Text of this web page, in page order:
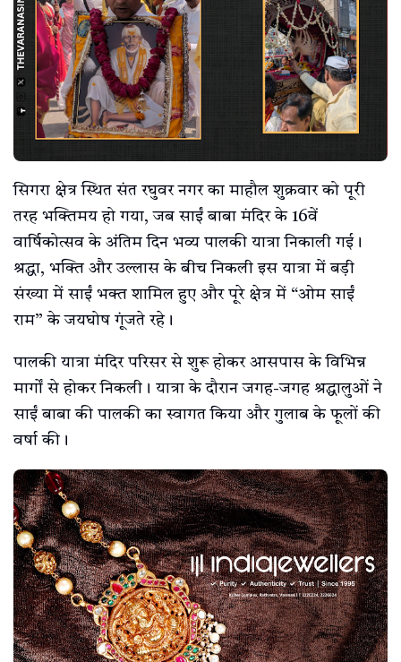
सिगरा क्षेत्र स्थित संत रघुवर नगर का माहौल शुक्रवार को पूरी
तरह भक्तिमय हो गया, जब साईं बाबा मंदिर के 16वें
वार्षिकोत्सव के अंतिम दिन भव्य पालकी यात्रा निकाली गई।
श्रद्धा, भक्ति और उल्लास के बीच निकली इस यात्रा में बड़ी
संख्या में साईं भक्त शामिल हुए और पूरे क्षेत्र में “ओम साईं
राम” के जयघोष गूंजते रहे।
पालकी यात्रा मंदिर परिसर से शुरू होकर आसपास के विभिन्न
मार्गों से होकर निकली। यात्रा के दौरान जगह-जगह श्रद्धालुओं ने
साईं बाबा की पालकी का स्वागत किया और गुलाब के फूलों की
वर्षा की।